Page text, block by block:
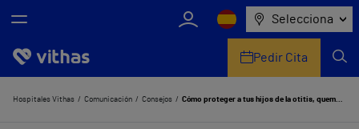
Selecciona
Nosotros
Pedir Cita
Hospitales Vithas Comunicación Consejos Cómo proteger a tus hijos de la otitis, quemaduras e infecciones de la piel este verano